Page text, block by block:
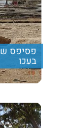
פסיפס
בעכו
סיור בעיר
שבו נרגיש
person
Trip length